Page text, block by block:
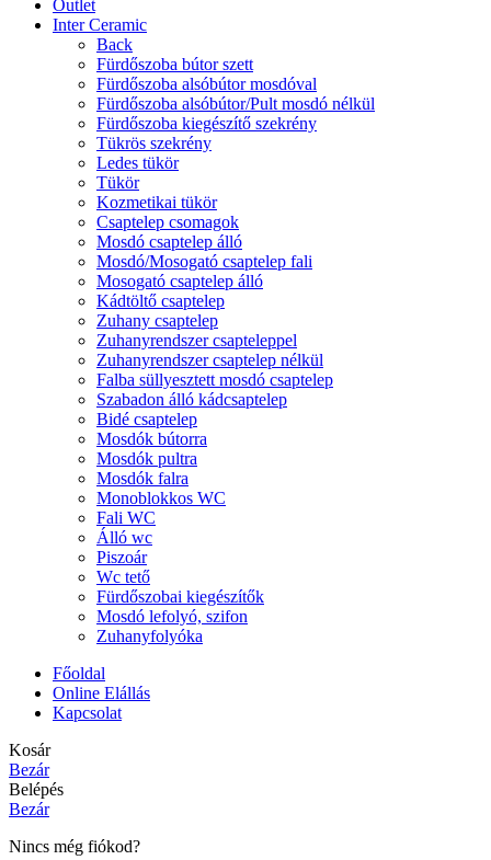
Outlet
Inter Ceramic
Back
Fürdőszoba bútor szett
Fürdőszoba alsóbútor mosdóval
Fürdőszoba alsóbútor/Pult mosdó nélkül
Fürdőszoba kiegészítő szekrény
Tükrös szekrény
Ledes tükör
Tükör
Kozmetikai tükör
Csaptelep csomagok
Mosdó csaptelep álló
Mosdó/Mosogató csaptelep fali
Mosogató csaptelep álló
Kádtöltő csaptelep
Zuhany csaptelep
Zuhanyrendszer csapteleppel
Zuhanyrendszer csaptelep nélkül
Falba süllyesztett mosdó csaptelep
Szabadon álló kádcsaptelep
Bidé csaptelep
Mosdók bútorra
Mosdók pultra
Mosdók falra
Monoblokkos WC
Fali WC
Álló wc
Piszoár
Wc tető
Fürdőszobai kiegészítők
Mosdó lefolyó, szifon
Zuhanyfolyóka
Főoldal
Online Elállás
Kapcsolat
Kosár
Bezár
Belépés
Bezár
Nincs még fiókod?